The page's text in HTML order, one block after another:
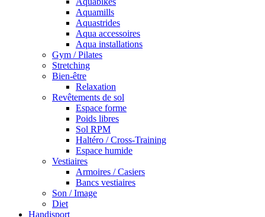
Aquamills
Aquastrides
Aqua accessoires
Aqua installations
Gym / Pilates
Stretching
Bien-être
Relaxation
Revêtements de sol
Espace forme
Poids libres
Sol RPM
Haltéro / Cross-Training
Espace humide
Vestiaires
Armoires / Casiers
Bancs vestiaires
Son / Image
Diet
Handisport